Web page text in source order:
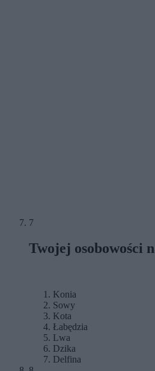
7
Twojej osobowości
Konia
Sowy
Kota
Łabędzia
Lwa
Dzika
Delfina